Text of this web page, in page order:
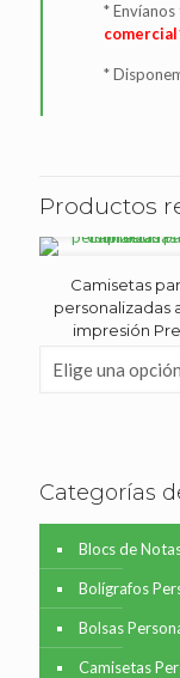
*
*
Productos
Camisetas
personalizadas
impresión
Categorías
Blocs de
Bolígrafos
Bolsas
Camisetas